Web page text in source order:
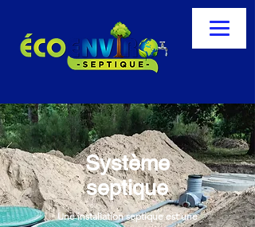
Système
septique
Une installation septique est une